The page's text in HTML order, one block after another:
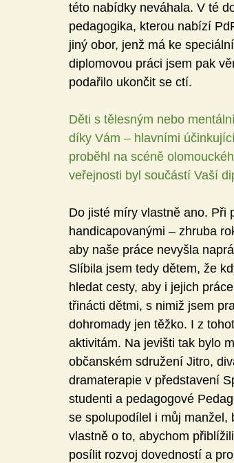
této nabídky neváhala. V té
pedagogika, kterou nabízí
jiný obor, jenž má ke
diplomovou práci jsem pak
podařilo ukončit se ctí.
Děti s tělesným nebo
díky Vám – hlavními
proběhl na scéně
veřejnosti byl součástí Vaší
Do jisté míry vlastně ano. Při
handicapovanými – zhruba
aby naše práce nevyšla
Slíbila jsem tedy dětem, že
hledat cesty, aby i jejich
třinácti dětmi, s nimiž jsem
dohromady jen těžko. I z
aktivitám. Na jevišti tak bylo
občanském sdružení Jitro,
dramaterapie v představení
studenti a pedagogové
se spolupodílel i můj manžel,
vlastně o to, abychom
posílit rozvoj dovedností a